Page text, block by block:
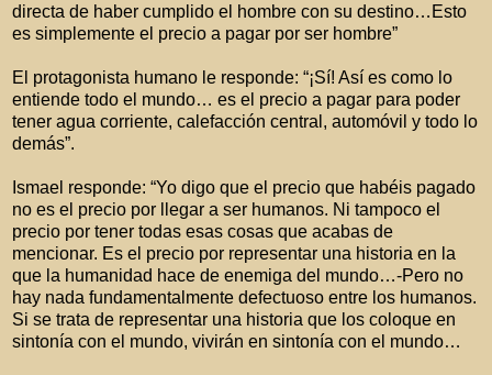
directa de haber cumplido el hombre con su destino…Esto
es simplemente el precio a pagar por ser hombre”
El protagonista humano le responde: “¡Sí! Así es como lo
entiende todo el mundo… es el precio a pagar para poder
tener agua corriente, calefacción central, automóvil y todo lo
demás”.
Ismael responde: “Yo digo que el precio que habéis pagado
no es el precio por llegar a ser humanos. Ni tampoco el
precio por tener todas esas cosas que acabas de
mencionar. Es el precio por representar una historia en la
que la humanidad hace de enemiga del mundo…-Pero no
hay nada fundamentalmente defectuoso entre los humanos.
Si se trata de representar una historia que los coloque en
sintonía con el mundo, vivirán en sintonía con el mundo…